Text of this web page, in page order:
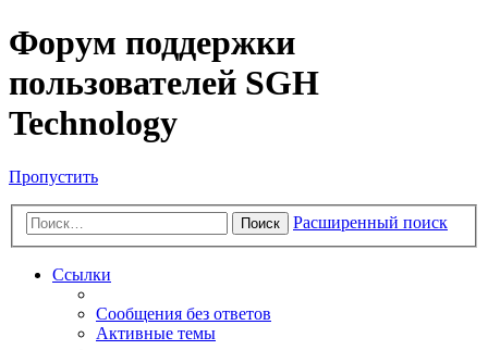
Форум поддержки
пользователей SGH
Technology
Пропустить
Поиск Расширенный поиск
Ссылки
Сообщения без ответов
Активные темы